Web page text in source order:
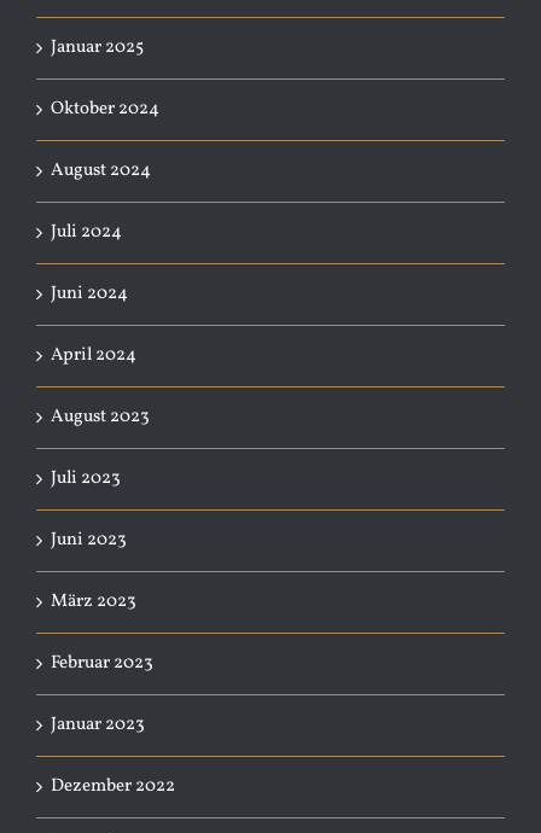
Januar 2025
Oktober 2024
August 2024
Juli 2024
Juni 2024
April 2024
August 2023
Juli 2023
Juni 2023
März 2023
Februar 2023
Januar 2023
Dezember 2022